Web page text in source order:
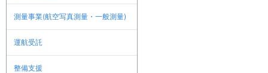
測量事業(航空写真測量・一般測量)
運航受託
整備支援